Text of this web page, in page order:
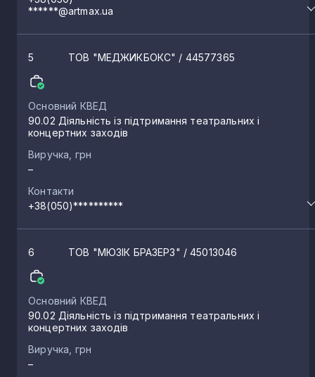
******@artmax.ua
5 ТОВ "МЕДЖИКБОКС" / 44577365
Основний КВЕД
90.02 Діяльність із підтримання театральних і
концертних заходів
Виручка, грн
–
Контакти
+38(050)**********
6 ТОВ "МЮЗІК БРАЗЕРЗ" / 45013046
Основний КВЕД
90.02 Діяльність із підтримання театральних і
концертних заходів
Виручка, грн
–